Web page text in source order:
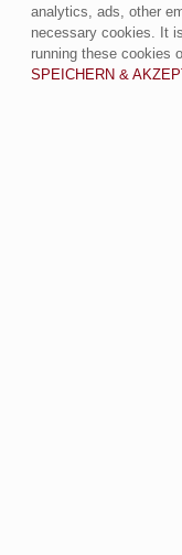
analytics, ads, other
necessary cookies. It
running these cookies
SPEICHERN &